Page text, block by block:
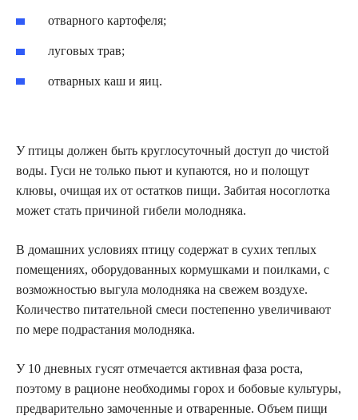
отварного картофеля;
луговых трав;
отварных каш и яиц.
У птицы должен быть круглосуточный доступ до чистой
воды. Гуси не только пьют и купаются, но и полощут
клювы, очищая их от остатков пищи. Забитая носоглотка
может стать причиной гибели молодняка.
В домашних условиях птицу содержат в сухих теплых
помещениях, оборудованных кормушками и поилками, с
возможностью выгула молодняка на свежем воздухе.
Количество питательной смеси постепенно увеличивают
по мере подрастания молодняка.
У 10 дневных гусят отмечается активная фаза роста,
поэтому в рационе необходимы горох и бобовые культуры,
предварительно замоченные и отваренные. Объем пищи